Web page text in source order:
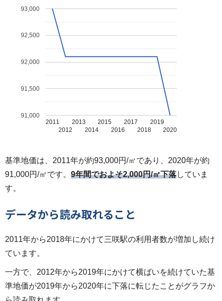
2011
2012
2013
2014
2015
2016
2017
2018
2019
2020
91,000
91,500
92,000
92,500
93,000
基準地価は、2011年が約93,000円/㎡であり、2020年が約
91,000円/㎡です。 9年間でおよそ2,000円/㎡下落していま
す。
データから読み取れること
2011年から2018年にかけて三咲駅の利用者数が増加し続け
ています。
一方で、2012年から2019年にかけて横ばいを続けていた基
準地価が2019年から2020年に下落に転じたことがグラフか